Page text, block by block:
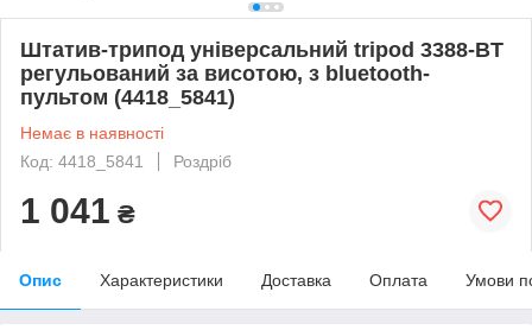
Штатив-трипод універсальний tripod 3388-BT
регульований за висотою, з bluetooth-
пультом (4418_5841)
Немає в наявності
Код: 4418_5841
Роздріб
1 041 ₴
Опис Характеристики Доставка Оплата Умови